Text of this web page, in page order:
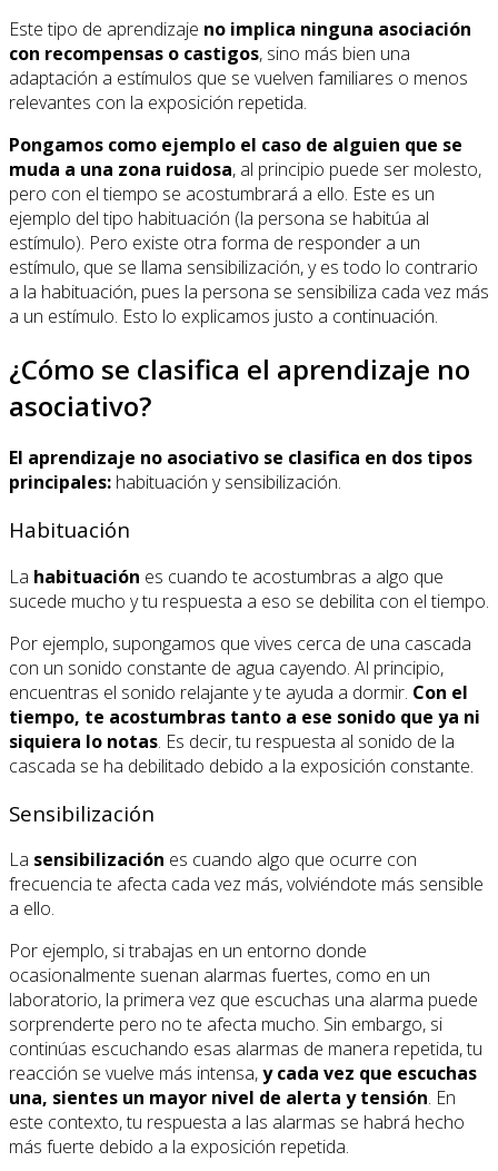
Este tipo de aprendizaje no implica ninguna asociación
con recompensas o castigos, sino más bien una
adaptación a estímulos que se vuelven familiares o menos
relevantes con la exposición repetida.
Pongamos como ejemplo el caso de alguien que se
muda a una zona ruidosa, al principio puede ser molesto,
pero con el tiempo se acostumbrará a ello. Este es un
ejemplo del tipo habituación (la persona se habitúa al
estímulo). Pero existe otra forma de responder a un
estímulo, que se llama sensibilización, y es todo lo contrario
a la habituación, pues la persona se sensibiliza cada vez más
a un estímulo. Esto lo explicamos justo a continuación.
¿Cómo se clasifica el aprendizaje no
asociativo?
El aprendizaje no asociativo se clasifica en dos tipos
principales: habituación y sensibilización.
Habituación
La habituación es cuando te acostumbras a algo que
sucede mucho y tu respuesta a eso se debilita con el tiempo.
Por ejemplo, supongamos que vives cerca de una cascada
con un sonido constante de agua cayendo. Al principio,
encuentras el sonido relajante y te ayuda a dormir. Con el
tiempo, te acostumbras tanto a ese sonido que ya ni
siquiera lo notas. Es decir, tu respuesta al sonido de la
cascada se ha debilitado debido a la exposición constante.
Sensibilización
La sensibilización es cuando algo que ocurre con
frecuencia te afecta cada vez más, volviéndote más sensible
a ello.
Por ejemplo, si trabajas en un entorno donde
ocasionalmente suenan alarmas fuertes, como en un
laboratorio, la primera vez que escuchas una alarma puede
sorprenderte pero no te afecta mucho. Sin embargo, si
continúas escuchando esas alarmas de manera repetida, tu
reacción se vuelve más intensa,y cada vez que escuchas
una, sientes un mayor nivel de alerta y tensión. En
este contexto, tu respuesta a las alarmas se habrá hecho
más fuerte debido a la exposición repetida.